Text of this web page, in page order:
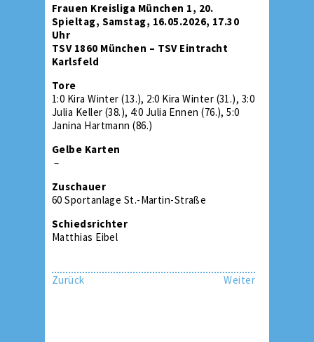
Frauen Kreisliga München 1, 20.
Spieltag, Samstag, 16.05.2026, 17.30
Uhr
TSV 1860 München – TSV Eintracht
Karlsfeld
Tore
1:0 Kira Winter (13.), 2:0 Kira Winter (31.), 3:0
Julia Keller (38.), 4:0 Julia Ennen (76.), 5:0
Janina Hartmann (86.)
Gelbe Karten
–
Zuschauer
60 Sportanlage St.-Martin-Straße
Schiedsrichter
Matthias Eibel
Zurück Weiter